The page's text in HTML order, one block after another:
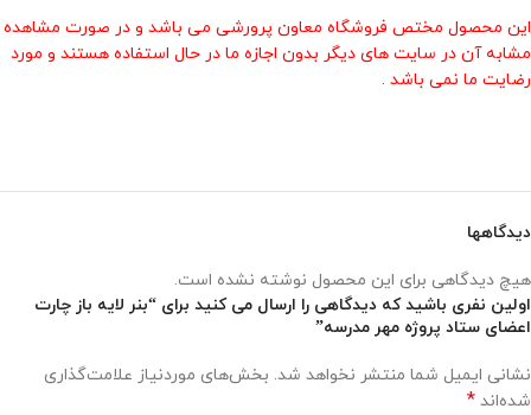
این محصول مختص فروشگاه معاون پرورشی می باشد و در صورت مشاهده
مشابه آن در سایت های دیگر بدون اجازه ما در حال استفاده هستند و مورد
رضایت ما نمی باشد .
دیدگاهها
هیچ دیدگاهی برای این محصول نوشته نشده است.
اولین نفری باشید که دیدگاهی را ارسال می کنید برای “بنر لایه باز چارت
اعضای ستاد پروژه مهر مدرسه”
نشانی ایمیل شما منتشر نخواهد شد. بخش‌های موردنیاز علامت‌گذاری
شده‌اند *